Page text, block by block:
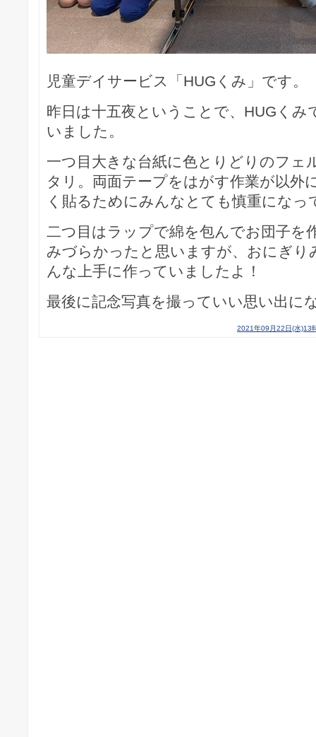
児童デイサービス「HUGくみ」です。
昨日は十五夜ということで、HUGくみ
いました。
一つ目大きな台紙に色とりどりのフェ
タリ。両面テープをはがす作業が以外
く貼るためにみんなとても慎重になっ
二つ目はラップで綿を包んでお団子を
みづらかったと思いますが、おにぎ
んな上手に作っていましたよ！
最後に記念写真を撮っていい思い出に
2021年09月22日(水)13